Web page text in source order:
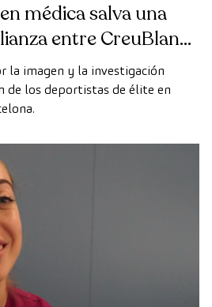
médica salva una
entre CreuBlanca
la imagen y la investigación
de los deportistas de élite en